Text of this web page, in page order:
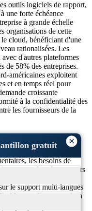
×
gratuit
outils logiciels de rapport,
une forte échéance
à grande échelle
organisations de cette
cloud, bénéficiant d'une
rationalisées. Les
d'autres plateformes
de 58% des entreprises.
américaines exploitent
et en temps réel pour
croissante
à la confidentialité des
les fournisseurs de la
des outils logiciels de
les besoins de
accrue dans les secteurs
Environ 63% des
le support multi-langues
tandis que environ
le contrôle des